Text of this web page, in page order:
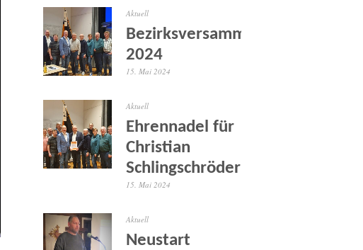
Aktuell
Bezirksversammlung
2024
15. Mai 2024
Aktuell
Ehrennadel für
Christian
Schlingschröder
15. Mai 2024
Aktuell
Neustart